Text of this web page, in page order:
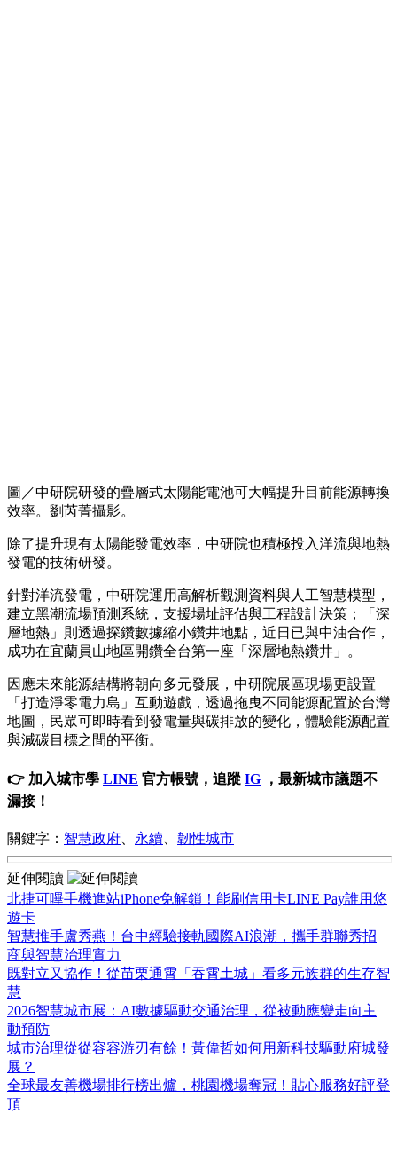
圖／中研院研發的疊層式太陽能電池可大幅提升目前能源轉換
效率。劉芮菁攝影。
除了提升現有太陽能發電效率，中研院也積極投入洋流與地熱
發電的技術研發。
針對洋流發電，中研院運用高解析觀測資料與人工智慧模型，
建立黑潮流場預測系統，支援場址評估與工程設計決策；「深
層地熱」則透過探鑽數據縮小鑽井地點，近日已與中油合作，
成功在宜蘭員山地區開鑽全台第一座「深層地熱鑽井」。
因應未來能源結構將朝向多元發展，中研院展區現場更設置
「打造淨零電力島」互動遊戲，透過拖曳不同能源配置於台灣
地圖，民眾可即時看到發電量與碳排放的變化，體驗能源配置
與減碳目標之間的平衡。
👉 加入城市學 LINE 官方帳號，追蹤 IG ，最新城市議題不
漏接！
關鍵字： 智慧政府 永續 韌性城市
延伸閱讀
北捷可嗶手機進站iPhone免解鎖！能刷信用卡LINE Pay誰用悠
遊卡
智慧推手盧秀燕！台中經驗接軌國際AI浪潮，攜手群聯秀招
商與智慧治理實力
既對立又協作！從苗栗通霄「吞霄土城」看多元族群的生存智
慧
2026智慧城市展：AI數據驅動交通治理，從被動應變走向主
動預防
城市治理從從容容游刃有餘！黃偉哲如何用新科技驅動府城發
展？
全球最友善機場排行榜出爐，桃園機場奪冠！貼心服務好評登
頂